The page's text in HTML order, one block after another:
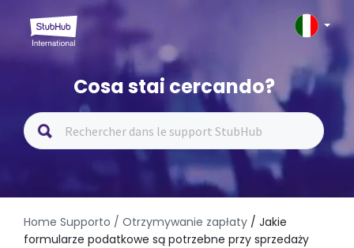
Cosa stai cercando?
Home Supporto / Otrzymywanie zapłaty / Jakie
formularze podatkowe są potrzebne przy sprzedaży